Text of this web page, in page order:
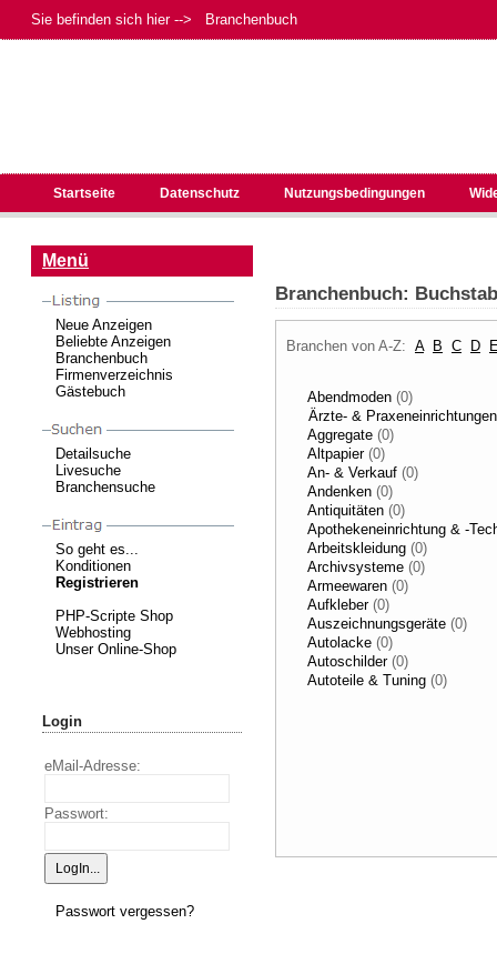
Sie befinden sich hier --> Branchenbuch
Startseite Datenschutz Nutzungsbedingungen
Menü
Neue Anzeigen
Beliebte Anzeigen
Branchenbuch
Firmenverzeichnis
Gästebuch
Detailsuche
Livesuche
Branchensuche
So geht es...
Konditionen
Registrieren
PHP-Scripte Shop
Webhosting
Unser Online-Shop
Login
eMail-Adresse:
Passwort:
Passwort vergessen?
Branchenbuch:
Branchen von A-Z: A B C D
Abendmoden (0)
Ärzte- & Praxeneinrichtungen
Aggregate (0)
Altpapier(0)
An- & Verkauf (0)
Andenken (0)
Antiquitäten (0)
Apothekeneinrichtung & -
Arbeitskleidung (0)
Archivsysteme (0)
Armeewaren (0)
Aufkleber(0)
Auszeichnungsgeräte (0)
Autolacke (0)
Autoschilder(0)
Autoteile & Tuning (0)